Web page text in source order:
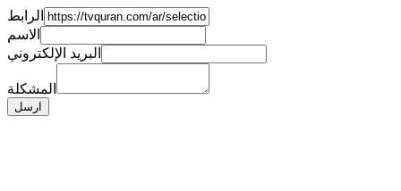
الرابط
الاسم
البريد الإلكتروني
المشكلة
ارسل